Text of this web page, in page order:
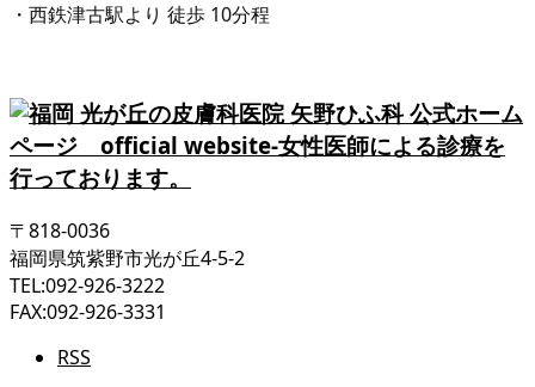
・西鉄津古駅より 徒歩 10分程
〒818-0036
福岡県筑紫野市光が丘4-5-2
TEL:092-926-3222
FAX:092-926-3331
RSS